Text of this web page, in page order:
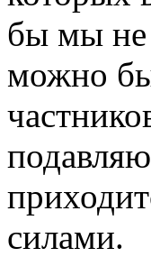
бы мы не
можно
силами.